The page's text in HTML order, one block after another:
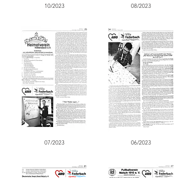
10/2023
07/2023
08/2023
06/2023